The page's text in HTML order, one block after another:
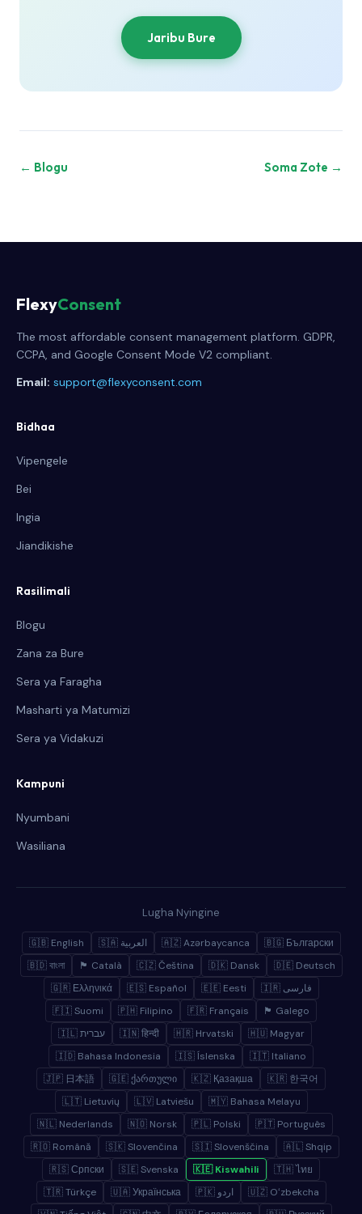
Jaribu Bure
← Blogu Soma Zote →
FlexyConsent
The most affordable consent management platform. GDPR,
CCPA, and Google Consent Mode V2 compliant.
Email: support@flexyconsent.com
Bidhaa
Vipengele
Bei
Ingia
Jiandikishe
Rasilimali
Blogu
Zana za Bure
Sera ya Faragha
Masharti ya Matumizi
Sera ya Vidakuzi
Kampuni
Nyumbani
Wasiliana
Lugha Nyingine
🇬🇧 English 🇸🇦 العربية 🇦🇿 Azərbaycanca
🇧🇬 Български
🇧🇩 বাংলা
🏴 Català 🇨🇿 Čeština 🇩🇰 Dansk
🇩🇪 Deutsch
🇬🇷 Ελληνικά
🇪🇸 Español 🇪🇪 Eesti
🇮🇷 فارسی
🇫🇮 Suomi
🇵🇭 Filipino 🇫🇷 Français
🏴 Galego
🇮🇱 עברית
🇮🇳 हिन्दी 🇭🇷 Hrvatski
🇭🇺 Magyar
🇮🇩 Bahasa Indonesia
🇮🇸 Íslenska
🇮🇹 Italiano
🇯🇵 日本語
🇬🇪 ქართული 🇰🇿 Қазақша
🇰🇷 한국어
🇱🇹 Lietuvių
🇱🇻 Latviešu
🇲🇾 Bahasa Melayu
🇳🇱 Nederlands
🇳🇴 Norsk 🇵🇱 Polski
🇵🇹 Português
🇷🇴 Română
🇸🇰 Slovenčina 🇸🇮 Slovenščina
🇦🇱 Shqip
🇷🇸 Српски
🇸🇪 Svenska 🇰🇪 Kiswahili
🇹🇭 ไทย
🇹🇷 Türkçe
🇺🇦 Українська 🇵🇰 اردو
🇺🇿 Oʻzbekcha